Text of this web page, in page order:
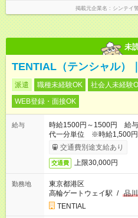
掲載元企業名 シンテイ
未
TENTIAL（テンシャル
派遣 職種未経験OK 社会人未経験
WEB登録・面接OK
給与
時給1500円～1500円 給
代一分単位 ※時給1,500円
給は一例です。ご経験によ
交通費別途支給あり
交通費 上限30,000円
勤務地
東京都港区
高輪ゲートウェイ駅 / 品
TENTIAL